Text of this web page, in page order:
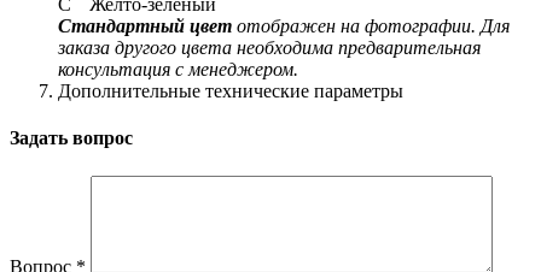
C
Желто-зеленый
Стандартный цвет отображен на фотографии. Для
заказа другого цвета необходима предварительная
консультация с менеджером.
Дополнительные технические параметры
Задать вопрос
Вопрос *